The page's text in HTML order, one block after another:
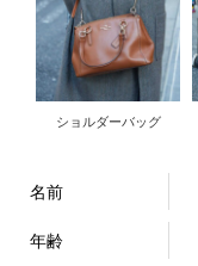
ショルダーバッグ
名前
年齢